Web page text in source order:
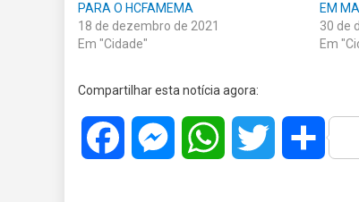
PARA O HCFAMEMA
18 de dezembro de 2021
Em "Cidade"
EM
30 de
Em
Compartilhar esta notícia agora:
Facebook MessengerWhatsAppTwitter Share